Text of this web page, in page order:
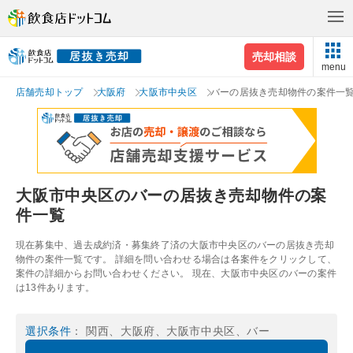
売却相談
menu
店舗売却トップ 大阪府 大阪市中央区 バーの居抜き売却物件の案件一
大阪市中央区のバーの居抜き売却物件の案
件一覧
現在募集中、過去成約済・募集終了済の大阪市中央区のバーの居抜き売却
物件の案件一覧です。 詳細を問い合わせる場合は各案件をクリックして、
案件の詳細からお問い合わせください。 現在、大阪市中央区のバーの案件
は13件あります。
選択条件 ： 関西、大阪府、大阪市中央区、バー